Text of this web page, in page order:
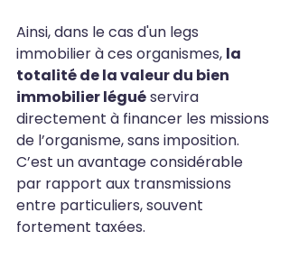
Ainsi, dans le cas d'un legs
immobilier à ces organismes, la
totalité de la valeur du bien
immobilier légué servira
directement à financer les missions
de l’organisme, sans imposition.
C’est un avantage considérable
par rapport aux transmissions
entre particuliers, souvent
fortement taxées.